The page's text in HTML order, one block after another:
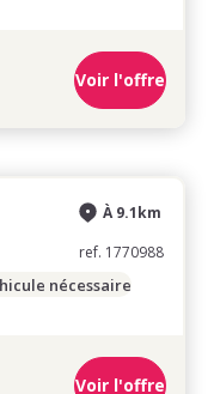
Voir l'offre
À 9.1km
ref. 1770988
nécessaire
Voir l'offre